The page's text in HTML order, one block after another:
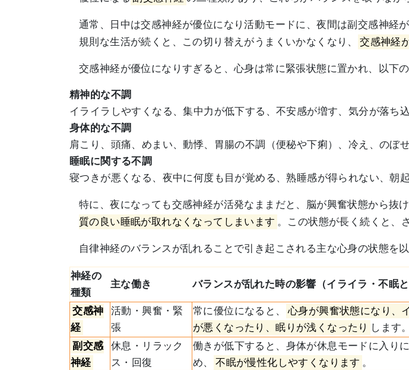
通常、日中は交感神経が優位になり活動モードに、夜間は副交感神経
規則な生活が続くと、この切り替えがうまくいかなくなり、
交感神経
交感神経が優位になりすぎると、心身は常に緊張状態に置かれ、以下
精神的な不調
イライラしやすくなる、集中力が低下する、不安感が増す、気分が落ち込
身体的な不調
肩こり、頭痛、めまい、動悸、胃腸の不調（便秘や下痢）、冷え、のぼ
睡眠に関する不調
寝つきが悪くなる、夜中に何度も目が覚める、熟睡感が得られない、朝
特に、夜になっても交感神経が活発なままだと、脳が興奮状態から抜
質の良い睡眠が取れなくなってしまいます 。この状態が長く続くと、
自律神経のバランスが乱れることで引き起こされる主な心身の状態を
神経の
種類
主な働き バランスが乱れた時の影響（イライラ・不眠と
交感神
経
活動・興奮・緊
張
常に優位になると、 心身が興奮状態になり、
が悪くなったり、眠りが浅くなったり します。
副交感
神経
休息・リラック
ス・回復
働きが低下すると、身体が休息モードに入りに
め、
不眠が慢性化しやすくなります 。